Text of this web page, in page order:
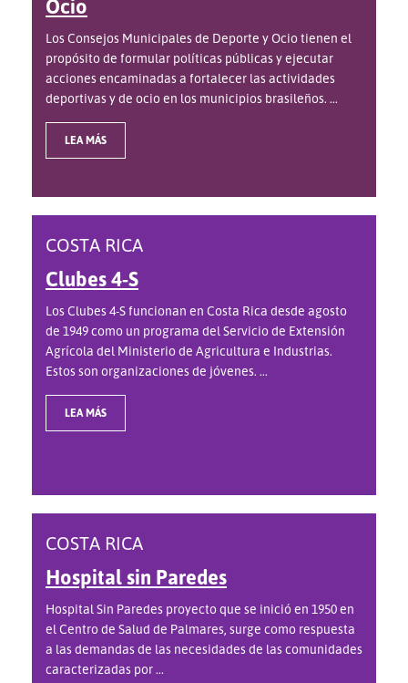
Ocio
Los Consejos Municipales de Deporte y Ocio tienen el
propósito de formular políticas públicas y ejecutar
acciones encaminadas a fortalecer las actividades
deportivas y de ocio en los municipios brasileños. ...
LEA MÁS
COSTA RICA
Clubes 4-S
Los Clubes 4-S funcionan en Costa Rica desde agosto
de 1949 como un programa del Servicio de Extensión
Agrícola del Ministerio de Agricultura e Industrias.
Estos son organizaciones de jóvenes. ...
LEA MÁS
COSTA RICA
Hospital sin Paredes
Hospital Sin Paredes proyecto que se inició en 1950 en
el Centro de Salud de Palmares, surge como respuesta
a las demandas de las necesidades de las comunidades
caracterizadas por ...